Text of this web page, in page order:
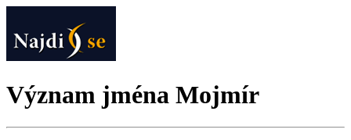
Význam jména Mojmír